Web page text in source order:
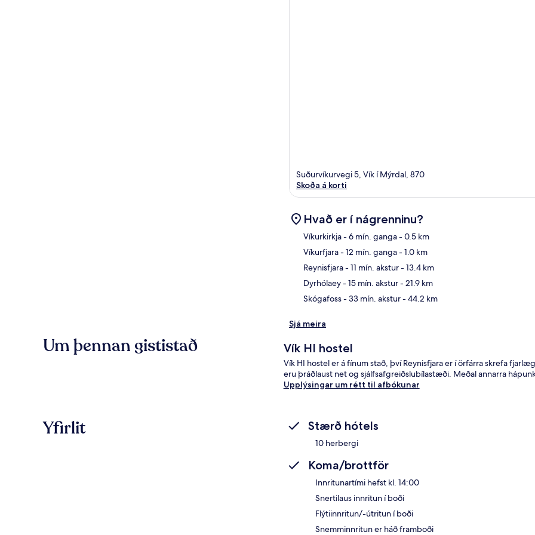
Suðurvíkurvegi 5, Vík í Mýrdal, 870
Skoða á korti
Hvað er í nágrenninu?
Víkurkirkja- 6 mín. ganga- 0.5 km
Víkurfjara- 12 mín. ganga- 1.0 km
Reynisfjara- 11 mín. akstur- 13.4 km
Dyrhólaey- 15 mín. akstur- 21.9 km
Skógafoss- 33 mín. akstur- 44.2 km
Sjá meira
Um þennan gististað Vík HI hostel
Vík HI hostel er á fínum stað, því Reynisfjara er í örfárra skrefa
eru þráðlaust net og sjálfsafgreiðslubílastæði. Meðal annarra
Upplýsingar um rétt til afbókunar
Yfirlit Stærð hótels
10 herbergi
Koma/brottför
Innritunartími hefst kl. 14:00
Snertilaus innritun í boði
Flýtiinnritun/-útritun í boði
Snemminnritun er háð framboði